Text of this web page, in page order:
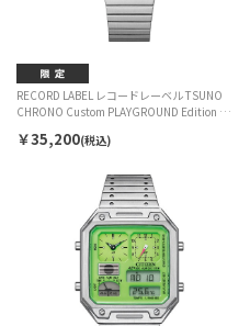
RECORD LABEL レコードレーベル TSUNO
CHRONO Custom PLAYGROUND Edition 特定
￥35,200(税込)